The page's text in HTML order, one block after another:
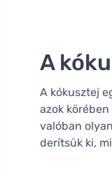
A
A kókusztej
azok
valóban
derítsük ki,